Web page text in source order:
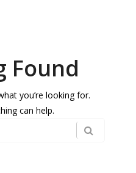
Found
you’re looking for.
can help.